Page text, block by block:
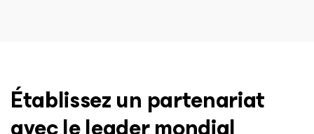
Établissez un partenariat